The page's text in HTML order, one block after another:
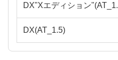
DX"Xエディション
DX(AT_1.5)